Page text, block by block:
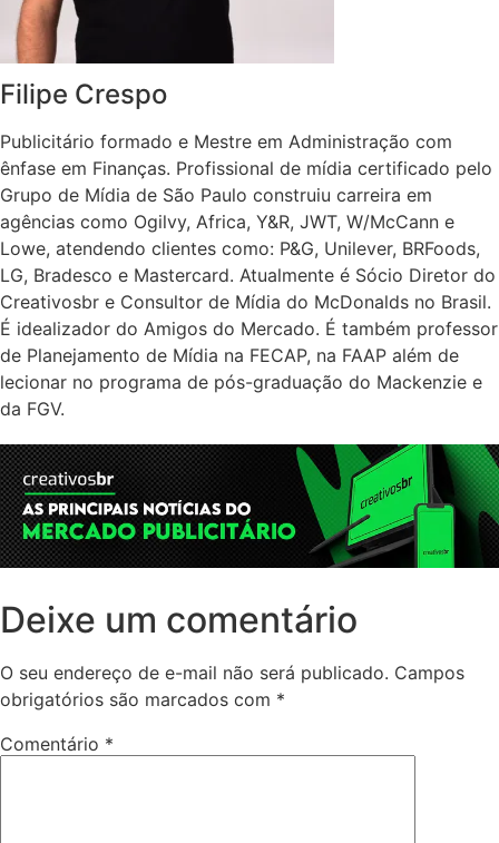
Filipe Crespo
Publicitário formado e Mestre em Administração com
ênfase em Finanças. Profissional de mídia certificado pelo
Grupo de Mídia de São Paulo construiu carreira em
agências como Ogilvy, Africa, Y&R, JWT, W/McCann e
Lowe, atendendo clientes como: P&G, Unilever, BRFoods,
LG, Bradesco e Mastercard. Atualmente é Sócio Diretor do
Creativosbr e Consultor de Mídia do McDonalds no Brasil.
É idealizador do Amigos do Mercado. É também professor
de Planejamento de Mídia na FECAP, na FAAP além de
lecionar no programa de pós-graduação do Mackenzie e
da FGV.
Deixe um comentário
O seu endereço de e-mail não será publicado. Campos
obrigatórios são marcados com *
Comentário *